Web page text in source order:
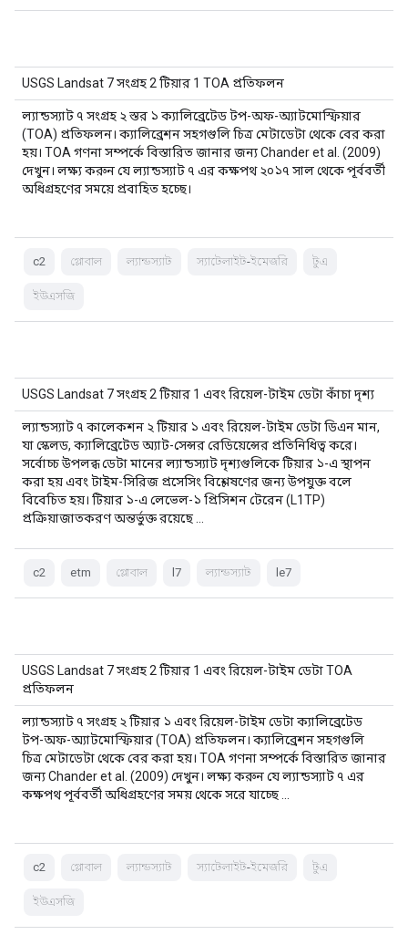
USGS Landsat 7 সংগ্রহ 2 টিয়ার 1 TOA প্রতিফলন
ল্যান্ডস্যাট ৭ সংগ্রহ ২ স্তর ১ ক্যালিব্রেটেড টপ-অফ-অ্যাটমোস্ফিয়ার
(TOA) প্রতিফলন। ক্যালিব্রেশন সহগগুলি চিত্র মেটাডেটা থেকে বের করা
হয়। TOA গণনা সম্পর্কে বিস্তারিত জানার জন্য Chander et al. (2009)
দেখুন। লক্ষ্য করুন যে ল্যান্ডস্যাট ৭ এর কক্ষপথ ২০১৭ সাল থেকে পূর্ববর্তী
অধিগ্রহণের সময়ে প্রবাহিত হচ্ছে।
c2 গ্লোবাল ল্যান্ডস্যাট স্যাটেলাইট-ইমেজরি টুএ
ইউএসজি
USGS Landsat 7 সংগ্রহ 2 টিয়ার 1 এবং রিয়েল-টাইম ডেটা কাঁচা দৃশ্য
ল্যান্ডস্যাট ৭ কালেকশন ২ টিয়ার ১ এবং রিয়েল-টাইম ডেটা ডিএন মান,
যা স্কেলড, ক্যালিব্রেটেড অ্যাট-সেন্সর রেডিয়েন্সের প্রতিনিধিত্ব করে।
সর্বোচ্চ উপলব্ধ ডেটা মানের ল্যান্ডস্যাট দৃশ্যগুলিকে টিয়ার ১-এ স্থাপন
করা হয় এবং টাইম-সিরিজ প্রসেসিং বিশ্লেষণের জন্য উপযুক্ত বলে
বিবেচিত হয়। টিয়ার ১-এ লেভেল-১ প্রিসিশন টেরেন (L1TP)
প্রক্রিয়াজাতকরণ অন্তর্ভুক্ত রয়েছে ...
c2 etm গ্লোবাল l7 ল্যান্ডস্যাট le7
USGS Landsat 7 সংগ্রহ 2 টিয়ার 1 এবং রিয়েল-টাইম ডেটা TOA
প্রতিফলন
ল্যান্ডস্যাট ৭ সংগ্রহ ২ টিয়ার ১ এবং রিয়েল-টাইম ডেটা ক্যালিব্রেটেড
টপ-অফ-অ্যাটমোস্ফিয়ার (TOA) প্রতিফলন। ক্যালিব্রেশন সহগগুলি
চিত্র মেটাডেটা থেকে বের করা হয়। TOA গণনা সম্পর্কে বিস্তারিত জানার
জন্য Chander et al. (2009) দেখুন। লক্ষ্য করুন যে ল্যান্ডস্যাট ৭ এর
কক্ষপথ পূর্ববর্তী অধিগ্রহণের সময় থেকে সরে যাচ্ছে ...
c2 গ্লোবাল ল্যান্ডস্যাট স্যাটেলাইট-ইমেজরি টুএ
ইউএসজি